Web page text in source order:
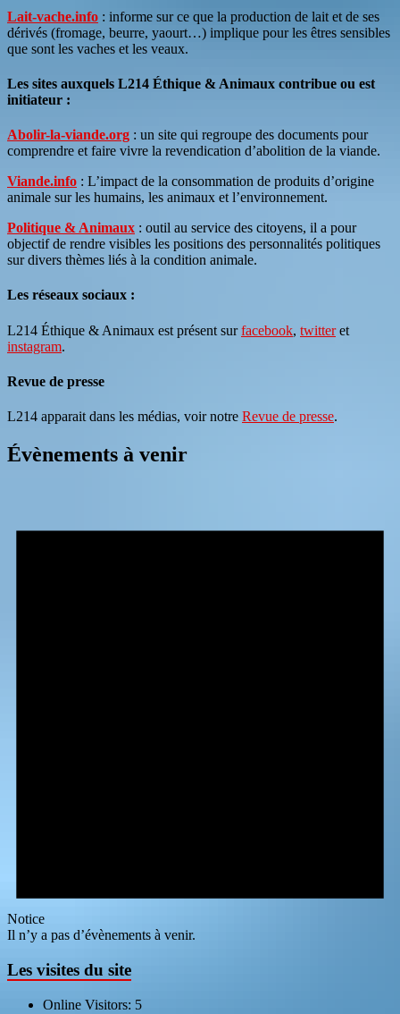
Lait-vache.info : informe sur ce que la production de lait et de ses
dérivés (fromage, beurre, yaourt…) implique pour les êtres sensibles
que sont les vaches et les veaux.
Les sites auxquels L214 Éthique & Animaux contribue ou est
initiateur :
Abolir-la-viande.org : un site qui regroupe des documents pour
comprendre et faire vivre la revendication d’abolition de la viande.
Viande.info : L’impact de la consommation de produits d’origine
animale sur les humains, les animaux et l’environnement.
Politique & Animaux : outil au service des citoyens, il a pour
objectif de rendre visibles les positions des personnalités politiques
sur divers thèmes liés à la condition animale.
Les réseaux sociaux :
L214 Éthique & Animaux est présent surfacebook, twitteret
instagram.
Revue de presse
L214 apparait dans les médias, voir notre Revue de presse.
Évènements à venir
Notice
Il n’y a pas d’évènements à venir.
Les visites du site
Online Visitors: 5